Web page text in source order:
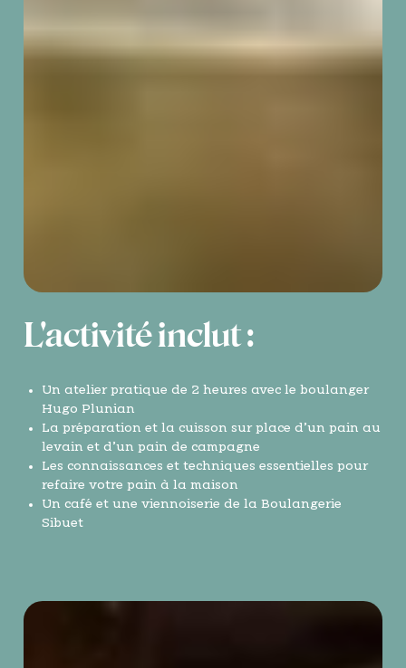
L'activité inclut :
Un atelier pratique de 2 heures avec le boulanger
Hugo Plunian
La préparation et la cuisson sur place d’un pain au
levain et d’un pain de campagne
Les connaissances et techniques essentielles pour
refaire votre pain à la maison
Un café et une viennoiserie de la Boulangerie
Sibuet